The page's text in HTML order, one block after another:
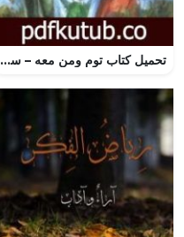
تحميل كتاب توم ومن معه – سلسلة فانتازيا PDF تأليف أحمد خالد توفيق مجانا [كامل]